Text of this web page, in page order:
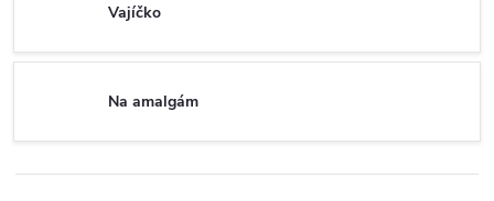
Vajíčko
Na amalgám